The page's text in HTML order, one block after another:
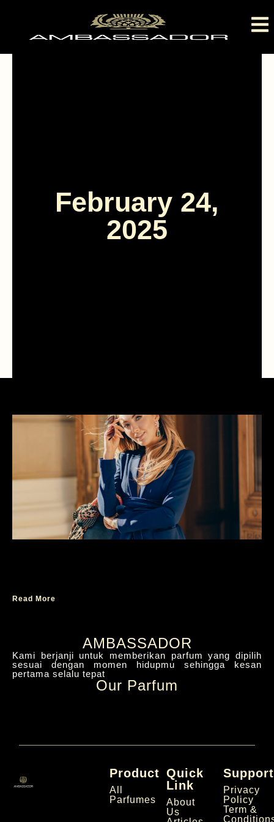
February 24,
2025
Read More
AMBASSADOR
Kami berjanji untuk memberikan parfum yang dipilih
sesuai dengan momen hidupmu sehingga kesan
pertama selalu tepat
Our Parfum
Product
All
Parfumes
Quick
Link
About
Us
Support
Privacy
Policy
Term &